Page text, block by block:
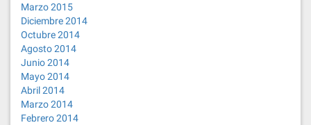
Marzo 2015
Diciembre 2014
Octubre 2014
Agosto 2014
Junio 2014
Mayo 2014
Abril 2014
Marzo 2014
Febrero 2014